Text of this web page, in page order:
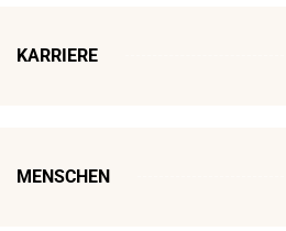
KARRIERE
MENSCHEN